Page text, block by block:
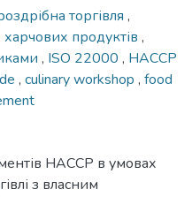
торгівля ,
харчових продуктів ,
, ISO 22000 , НАССР
, culinary workshop , food
НАССР в умовах
з власним